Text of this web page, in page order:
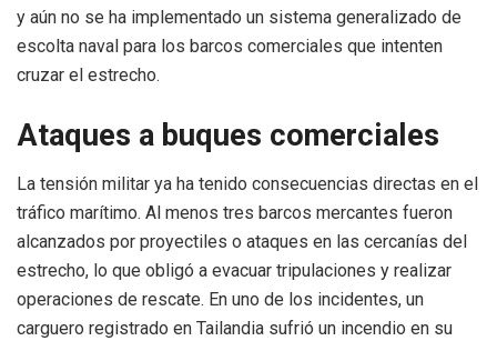
y aún no se ha implementado un sistema generalizado de
escolta naval para los barcos comerciales que intenten
cruzar el estrecho.
Ataques a buques comerciales
La tensión militar ya ha tenido consecuencias directas en el
tráfico marítimo. Al menos tres barcos mercantes fueron
alcanzados por proyectiles o ataques en las cercanías del
estrecho, lo que obligó a evacuar tripulaciones y realizar
operaciones de rescate. En uno de los incidentes, un
carguero registrado en Tailandia sufrió un incendio en su